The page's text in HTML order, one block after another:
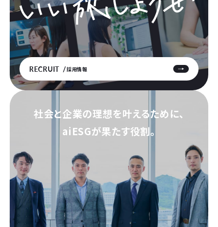
RECRUIT 採用情報
社会と企業の理想を叶えるために、
aiESGが果たす役割。